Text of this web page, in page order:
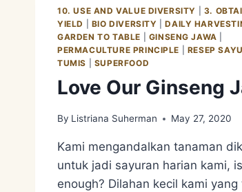
PART
3
10. USE AND VALUE DIVERSITY
3.
YIELD
BIO DIVERSITY |DAILY
GARDEN TO TABLE
GINSENG JAWA
PERMACULTURE PRINCIPLE
RESEP
TUMIS
SUPERFOOD
Love Our Ginseng
By Listriana Suherman May 27, 2020
Kami mengandalkan tanaman
untuk jadi sayuran harian kami,
enough? Dilahan kecil kami